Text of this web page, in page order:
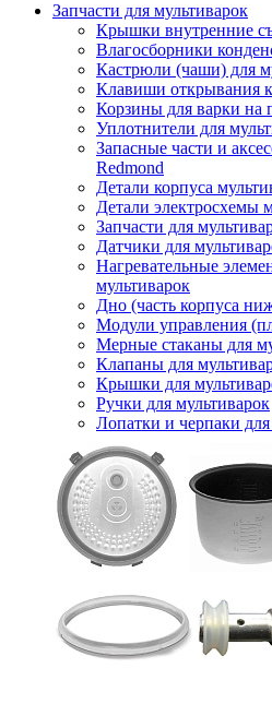
Запчасти для мультиварок
Крышки внутренние
Влагосборники
Кастрюли (чаши) для
Клавиши открывания
Корзины для варки на
Уплотнители для
Запасные части и
Redmond
Детали корпуса
Детали электросхемы
Запчасти для
Датчики для
Нагревательные
мультиварок
Дно (часть корпуса
Модули управления
Мерные стаканы для
Клапаны для
Крышки для
Ручки для мультиварок
Лопатки и черпаки